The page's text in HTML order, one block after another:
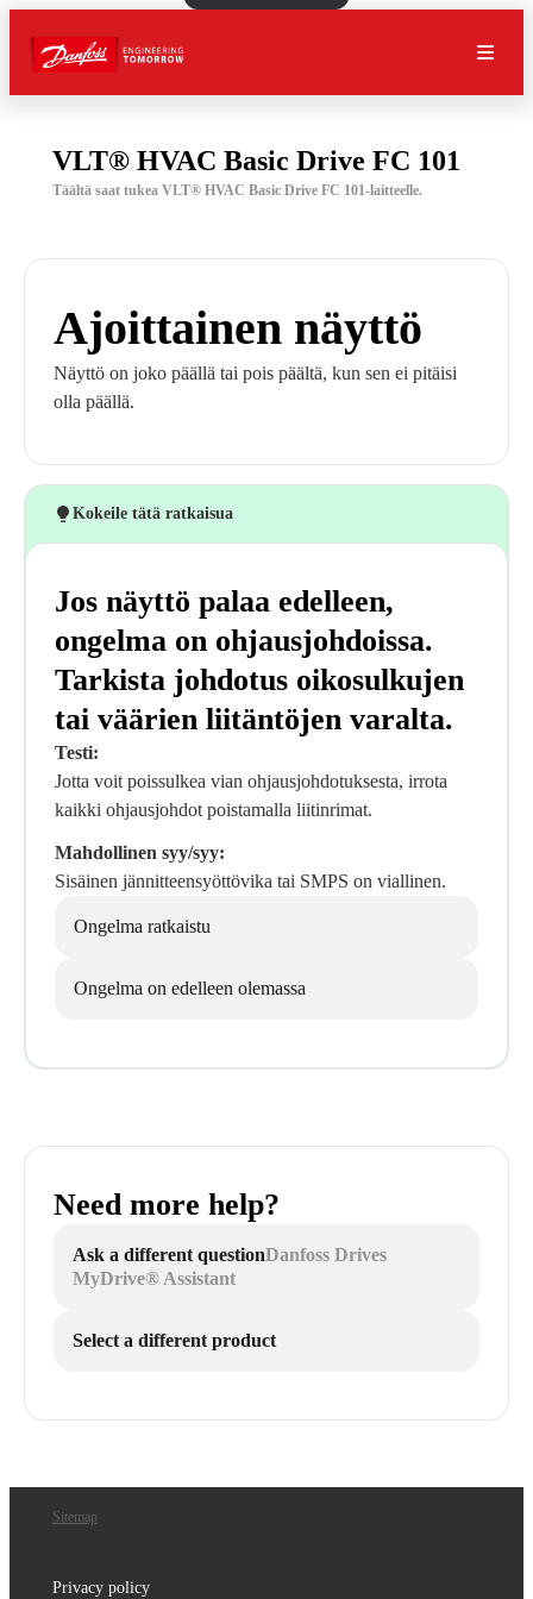
VLT® HVAC Basic Drive FC 101
Täältä saat tukea VLT® HVAC Basic Drive FC 101-laitteelle.
Ajoittainen näyttö
Näyttö on joko päällä tai pois päältä, kun sen ei pitäisi
olla päällä.
Kokeile tätä ratkaisua
Jos näyttö palaa edelleen,
ongelma on ohjausjohdoissa.
Tarkista johdotus oikosulkujen
tai väärien liitäntöjen varalta.
Testi:
Jotta voit poissulkea vian ohjausjohdotuksesta, irrota
kaikki ohjausjohdot poistamalla liitinrimat.
Mahdollinen syy/syy:
Sisäinen jännitteensyöttövika tai SMPS on viallinen.
Ongelma ratkaistu
Ongelma on edelleen olemassa
Need more help?
Ask a different questionDanfoss Drives
MyDrive® Assistant
Select a different product
Sitemap
Privacy policy